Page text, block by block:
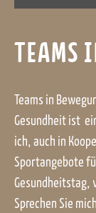
TEAMS
Teams in
Gesundheit ist
ich, auch in
Sportangebote
Gesundheitstag,
Sprechen Sie